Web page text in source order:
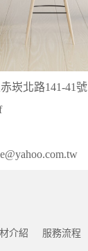
崁北路141-41號
介紹 服務流程